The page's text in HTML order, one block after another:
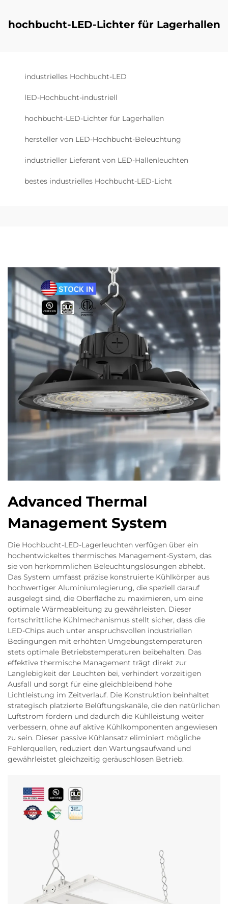
hochbucht-LED-Lichter für Lagerhallen
industrielles Hochbucht-LED
lED-Hochbucht-industriell
hochbucht-LED-Lichter für Lagerhallen
hersteller von LED-Hochbucht-Beleuchtung
industrieller Lieferant von LED-Hallenleuchten
bestes industrielles Hochbucht-LED-Licht
Advanced Thermal
Management System
Die Hochbucht-LED-Lagerleuchten verfügen über ein
hochentwickeltes thermisches Management-System, das
sie von herkömmlichen Beleuchtungslösungen abhebt.
Das System umfasst präzise konstruierte Kühlkörper aus
hochwertiger Aluminiumlegierung, die speziell darauf
ausgelegt sind, die Oberfläche zu maximieren, um eine
optimale Wärmeableitung zu gewährleisten. Dieser
fortschrittliche Kühlmechanismus stellt sicher, dass die
LED-Chips auch unter anspruchsvollen industriellen
Bedingungen mit erhöhten Umgebungstemperaturen
stets optimale Betriebstemperaturen beibehalten. Das
effektive thermische Management trägt direkt zur
Langlebigkeit der Leuchten bei, verhindert vorzeitigen
Ausfall und sorgt für eine gleichbleibend hohe
Lichtleistung im Zeitverlauf. Die Konstruktion beinhaltet
strategisch platzierte Belüftungskanäle, die den natürlichen
Luftstrom fördern und dadurch die Kühlleistung weiter
verbessern, ohne auf aktive Kühlkomponenten angewiesen
zu sein. Dieser passive Kühlansatz eliminiert mögliche
Fehlerquellen, reduziert den Wartungsaufwand und
gewährleistet gleichzeitig geräuschlosen Betrieb.